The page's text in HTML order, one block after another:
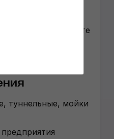
прорабатывает
которое вы хотите
мы хотим
туннельные, мойки